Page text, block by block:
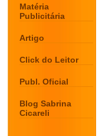
Matéria
Publicitária
Artigo
Click do Leitor
Publ. Oficial
Blog Sabrina
Cicareli